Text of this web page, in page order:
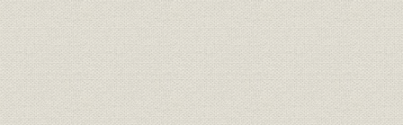
3-5 石油製品価格の推移(大正3~12年)
4-17 石油製品市価の推移(昭和7~12年)